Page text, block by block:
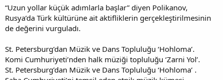
“Uzun yollar küçük adımlarla başlar” diyen Polikanov,
Rusya’da Türk kültürüne ait aktifliklerin gerçekleştirilmesinin
de değerini vurguladı.
St. Petersburg’dan Müzik ve Dans Topluluğu ‘Hohloma’.
Komi Cumhuriyeti’nden halk müziği topluluğu ‘Zarni Yol’.
St. Petersburg’dan Müzik ve Dans Topluluğu ‘Hohloma’ .